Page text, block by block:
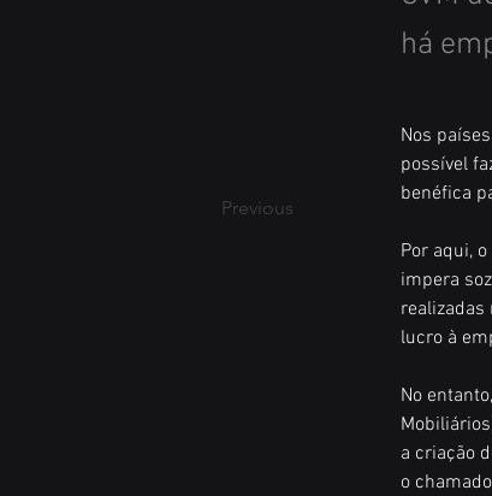
há
Previous
Nos
possível
benéfica
Por aqui,
impera
realizadas
lucro à
No
a criação
o